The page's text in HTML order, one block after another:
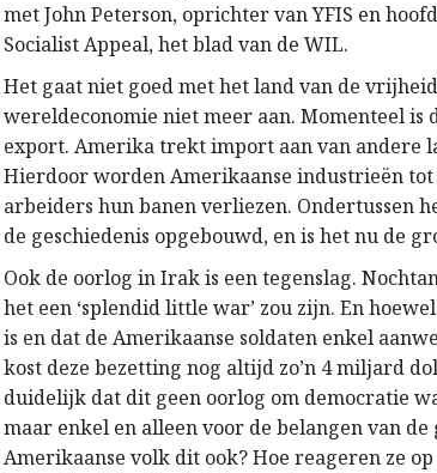
met John Peterson, oprichter van YFIS en
Socialist Appeal, het blad van de WIL.
Het gaat niet goed met het land van de
wereldeconomie niet meer aan. Momenteel is
export. Amerika trekt import aan van andere
Hierdoor worden Amerikaanse industrieën
arbeiders hun banen verliezen. Ondertussen
de geschiedenis opgebouwd, en is het nu de
Ook de oorlog in Irak is een tegenslag.
het een ‘splendid little war’ zou zijn. En
is en dat de Amerikaanse soldaten enkel
kost deze bezetting nog altijd zo’n 4 miljard
duidelijk dat dit geen oorlog om democratie
maar enkel en alleen voor de belangen van
Amerikaanse volk dit ook? Hoe reageren ze